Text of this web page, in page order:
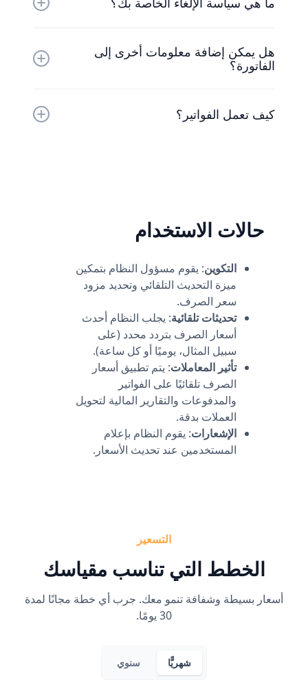
وقت وسنقوم برد الفرق المدفوع بالفعل.
هل يمكن إضافة معلومات أخرى إلى
الفاتورة؟
إضافية إلى الفواتير هي إضافة المعلومات إلى اسم
كيف تعمل الفواتير؟
حالات الاستخدام
التكوين: يقوم مسؤول النظام بتمكين
ميزة التحديث التلقائي وتحديد مزود
سعر الصرف.
تحديثات تلقائية: يجلب النظام أحدث
أسعار الصرف بتردد محدد (على
سبيل المثال، يوميًا أو كل ساعة).
تأثير المعاملات: يتم تطبيق أسعار
الصرف تلقائيًا على الفواتير
والمدفوعات والتقارير المالية لتحويل
العملات بدقة.
الإشعارات: يقوم النظام بإعلام
المستخدمين عند تحديث الأسعار.
التسعير
الخطط التي تناسب مقياسك
أسعار بسيطة وشفافة تنمو معك. جرب أي خطة مجانًا لمدة
30 يومًا.
شهريًّا سنوي